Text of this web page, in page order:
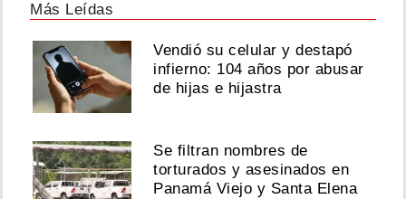
Más Leídas
Vendió su celular y destapó
infierno: 104 años por abusar
de hijas e hijastra
Se filtran nombres de
torturados y asesinados en
Panamá Viejo y Santa Elena